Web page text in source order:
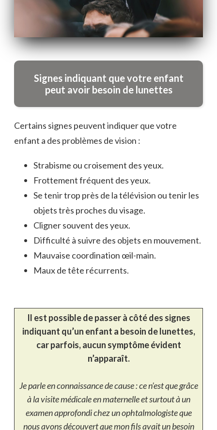
Signes indiquant que votre enfant
peut avoir besoin de lunettes
Certains signes peuvent indiquer que votre
enfant a des problèmes de vision :
Strabisme ou croisement des yeux.
Frottement fréquent des yeux.
Se tenir trop près de la télévision ou tenir les
objets très proches du visage.
Cligner souvent des yeux.
Difficulté à suivre des objets en mouvement.
Mauvaise coordination œil-main.
Maux de tête récurrents.
Il est possible de passer à côté des signes
indiquant qu’un enfant a besoin de lunettes,
car parfois, aucun symptôme évident
n’apparaît.
Je parle en connaissance de cause : ce n’est que grâce
à la visite médicale en maternelle et surtout à un
examen approfondi chez un ophtalmologiste que
nous avons découvert que mon fils avait un besoin